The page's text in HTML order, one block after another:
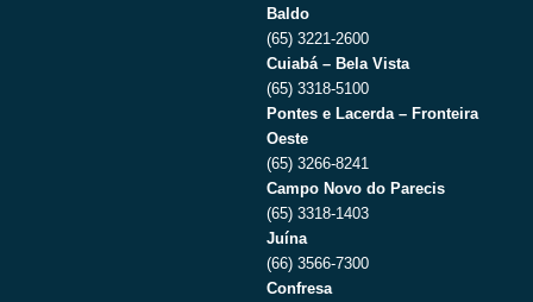
Baldo
(65) 3221-2600
Cuiabá – Bela Vista
(65) 3318-5100
Pontes e Lacerda – Fronteira
Oeste
(65) 3266-8241
Campo Novo do Parecis
(65) 3318-1403
Juína
(66) 3566-7300
Confresa